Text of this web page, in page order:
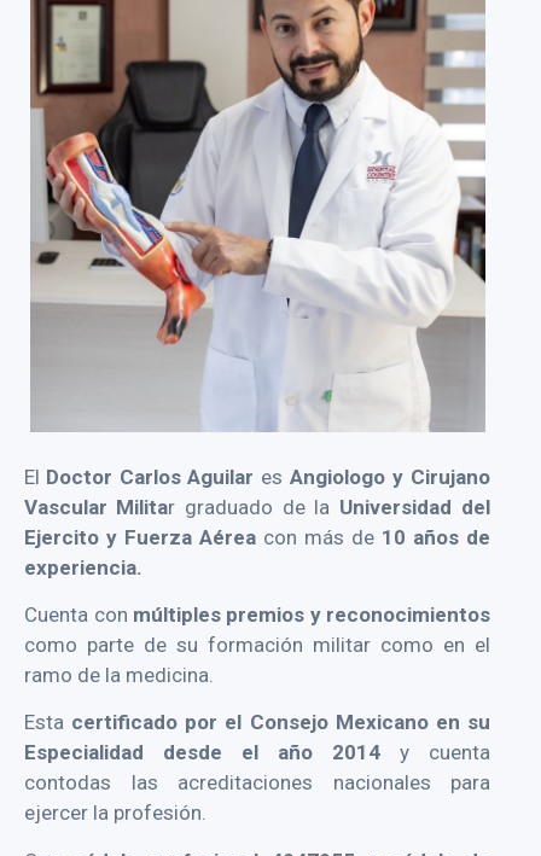
El Doctor Carlos Aguilar es Angiologo y Cirujano
Vascular Militar graduado de la Universidad del
Ejercito y Fuerza Aérea con más de 10 años de
experiencia.
Cuenta con múltiples premios y reconocimientos
como parte de su formación militar como en el
ramo de la medicina.
Esta certificado por el Consejo Mexicano en su
Especialidad desde el año 2014 y cuenta
contodas las acreditaciones nacionales para
ejercer la profesión.